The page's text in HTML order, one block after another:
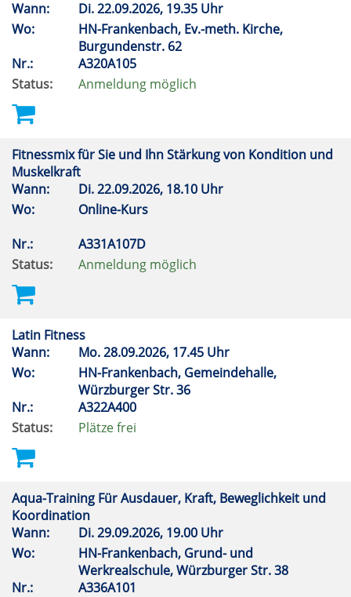
Wann: Di.22.09.2026, 19.35 Uhr
Wo:
HN-Frankenbach, Ev.-meth. Kirche,
Burgundenstr. 62
Nr.:
A320A105
Status:
Anmeldung möglich
Fitnessmix für Sie und Ihn Stärkung von Kondition und
Muskelkraft
Wann:
Di.22.09.2026, 18.10 Uhr
Wo:
Online-Kurs
Nr.:
A331A107D
Status:
Anmeldung möglich
Latin Fitness
Wann:
Mo.28.09.2026, 17.45 Uhr
Wo:
HN-Frankenbach, Gemeindehalle,
Würzburger Str. 36
Nr.:
A322A400
Status:
Plätze frei
Aqua-Training Für Ausdauer, Kraft, Beweglichkeit und
Koordination
Wann:
Di.29.09.2026, 19.00 Uhr
Wo:
HN-Frankenbach, Grund- und
Werkrealschule, Würzburger Str. 38
Nr.:
A336A101